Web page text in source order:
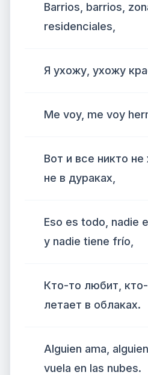
Barrios, barrios,
residenciales,
Я ухожу, ухожу
Me voy, me voy
Вот и все никто
не в дураках,
Eso es todo, nadie
y nadie tiene frío,
Кто-то любит,
летает в облаках.
Alguien ama,
vuela en las nubes.